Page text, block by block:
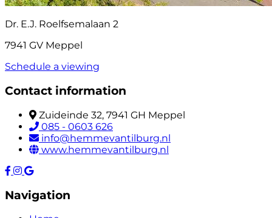
Dr. E.J. Roelfsemalaan 2
7941 GV Meppel
Schedule a viewing
Contact information
Zuideinde 32, 7941 GH Meppel
085 - 0603 626
info@hemmevantilburg.nl
www.hemmevantilburg.nl
Navigation